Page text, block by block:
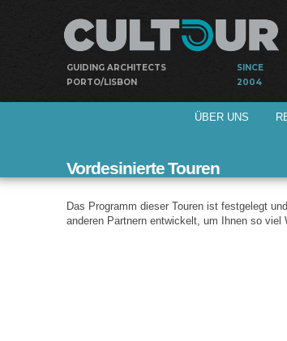
GUIDING ARCHITECTS
PORTO/LISBON
SINCE
2004
ÜBER UNS
Vordesinierte Touren
Das Programm dieser Touren ist festgelegt
anderen Partnern entwickelt, um Ihnen so